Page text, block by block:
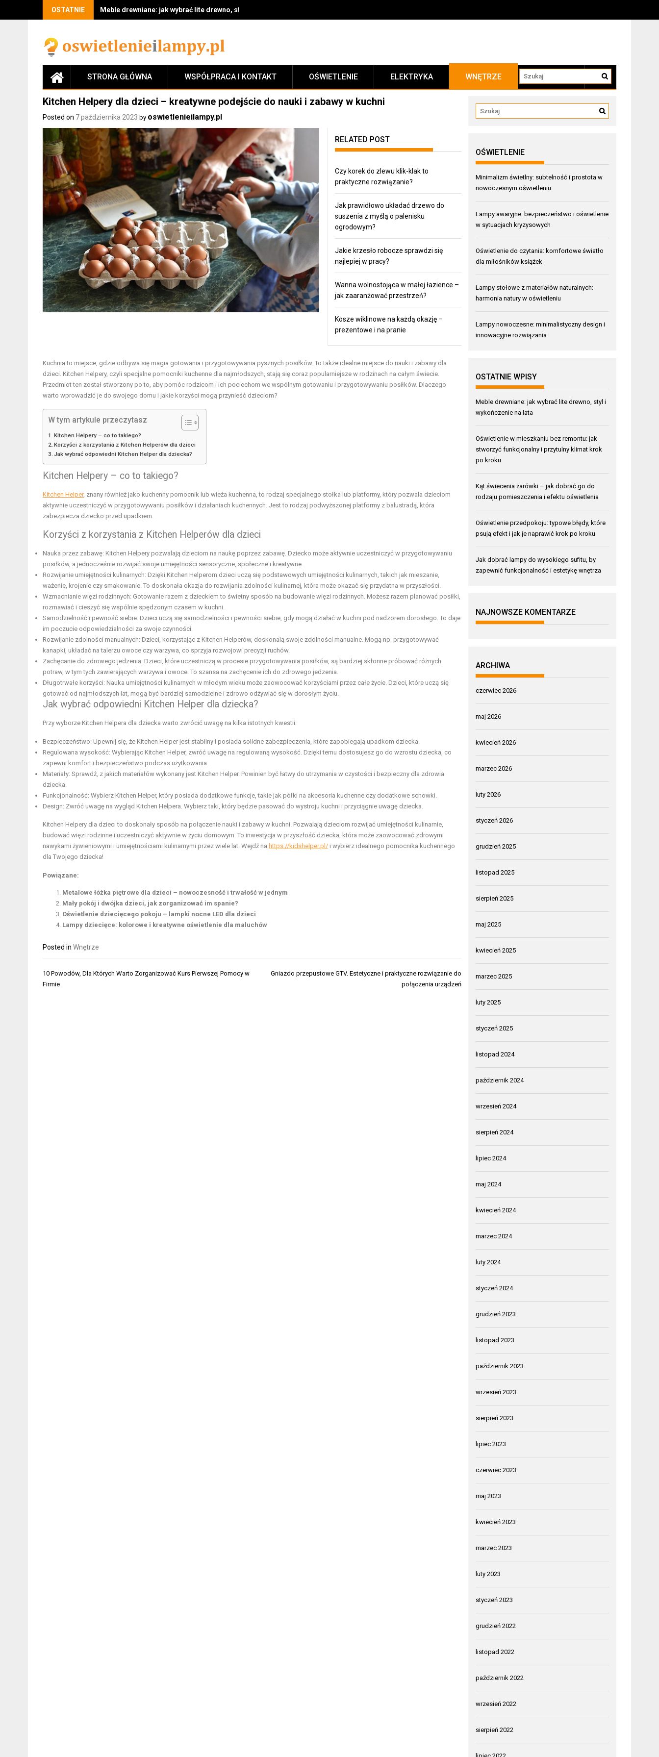
OSTATNIE Meble drewniane: jak wybrać lite drewno, styl i wykończenie na lata
STRONA GŁÓWNA WSPÓŁPRACA I KONTAKT OŚWIETLENIE ELEKTRYKA WNĘTRZE KONTAKT
Kitchen Helpery dla dzieci – kreatywne podejście do nauki i zabawy w kuchni
Posted on 7 października 2023 by oswietlenieilampy.pl
RELATED POST
Czy korek do zlewu klik-klak to
praktyczne rozwiązanie?
Jak prawidłowo układać drzewo do
suszenia z myślą o palenisku
ogrodowym?
Jakie krzesło robocze sprawdzi się
najlepiej w pracy?
Wanna wolnostojąca w małej łazience –
jak zaaranżować przestrzeń?
Kosze wiklinowe na każdą okazję –
prezentowe i na pranie
Kuchnia to miejsce, gdzie odbywa się magia gotowania i przygotowywania pysznych posiłków. To także idealne miejsce do nauki i zabawy dla
dzieci. Kitchen Helpery, czyli specjalne pomocniki kuchenne dla najmłodszych, stają się coraz popularniejsze w rodzinach na całym świecie.
Przedmiot ten został stworzony po to, aby pomóc rodzicom i ich pociechom we wspólnym gotowaniu i przygotowywaniu posiłków. Dlaczego
warto wprowadzić je do swojego domu i jakie korzyści mogą przynieść dzieciom?
W tym artykule przeczytasz
Kitchen Helpery – co to takiego?
Korzyści z korzystania z Kitchen Helperów dla dzieci
Jak wybrać odpowiedni Kitchen Helper dla dziecka?
Kitchen Helpery – co to takiego?
Kitchen Helper, znany również jako kuchenny pomocnik lub wieża kuchenna, to rodzaj specjalnego stołka lub platformy, który pozwala dzieciom
aktywnie uczestniczyć w przygotowywaniu posiłków i działaniach kuchennych. Jest to rodzaj podwyższonej platformy z balustradą, która
zabezpiecza dziecko przed upadkiem.
Korzyści z korzystania z Kitchen Helperów dla dzieci
Nauka przez zabawę: Kitchen Helpery pozwalają dzieciom na naukę poprzez zabawę. Dziecko może aktywnie uczestniczyć w przygotowywaniu
posiłków, a jednocześnie rozwijać swoje umiejętności sensoryczne, społeczne i kreatywne.
Rozwijanie umiejętności kulinarnych: Dzięki Kitchen Helperom dzieci uczą się podstawowych umiejętności kulinarnych, takich jak mieszanie,
ważenie, krojenie czy smakowanie. To doskonała okazja do rozwijania zdolności kulinarnej, która może okazać się przydatna w przyszłości.
Wzmacnianie więzi rodzinnych: Gotowanie razem z dzieckiem to świetny sposób na budowanie więzi rodzinnych. Możesz razem planować posiłki,
rozmawiać i cieszyć się wspólnie spędzonym czasem w kuchni.
Samodzielność i pewność siebie: Dzieci uczą się samodzielności i pewności siebie, gdy mogą działać w kuchni pod nadzorem dorosłego. To daje
im poczucie odpowiedzialności za swoje czynności.
Rozwijanie zdolności manualnych: Dzieci, korzystając z Kitchen Helperów, doskonalą swoje zdolności manualne. Mogą np. przygotowywać
kanapki, układać na talerzu owoce czy warzywa, co sprzyja rozwojowi precyzji ruchów.
Zachęcanie do zdrowego jedzenia: Dzieci, które uczestniczą w procesie przygotowywania posiłków, są bardziej skłonne próbować różnych
potraw, w tym tych zawierających warzywa i owoce. To szansa na zachęcenie ich do zdrowego jedzenia.
Długotrwałe korzyści: Nauka umiejętności kulinarnych w młodym wieku może zaowocować korzyściami przez całe życie. Dzieci, które uczą się
gotować od najmłodszych lat, mogą być bardziej samodzielne i zdrowo odżywiać się w dorosłym życiu.
Jak wybrać odpowiedni Kitchen Helper dla dziecka?
Przy wyborze Kitchen Helpera dla dziecka warto zwrócić uwagę na kilka istotnych kwestii:
Bezpieczeństwo: Upewnij się, że Kitchen Helper jest stabilny i posiada solidne zabezpieczenia, które zapobiegają upadkom dziecka.
Regulowana wysokość: Wybierając Kitchen Helper, zwróć uwagę na regulowaną wysokość. Dzięki temu dostosujesz go do wzrostu dziecka, co
zapewni komfort i bezpieczeństwo podczas użytkowania.
Materiały: Sprawdź, z jakich materiałów wykonany jest Kitchen Helper. Powinien być łatwy do utrzymania w czystości i bezpieczny dla zdrowia
dziecka.
Funkcjonalność: Wybierz Kitchen Helper, który posiada dodatkowe funkcje, takie jak półki na akcesoria kuchenne czy dodatkowe schowki.
Design: Zwróć uwagę na wygląd Kitchen Helpera. Wybierz taki, który będzie pasować do wystroju kuchni i przyciągnie uwagę dziecka.
Kitchen Helpery dla dzieci to doskonały sposób na połączenie nauki i zabawy w kuchni. Pozwalają dzieciom rozwijać umiejętności kulinarnie,
budować więzi rodzinne i uczestniczyć aktywnie w życiu domowym. To inwestycja w przyszłość dziecka, która może zaowocować zdrowymi
nawykami żywieniowymi i umiejętnościami kulinarnymi przez wiele lat. Wejdź na https://kidshelper.pl/ i wybierz idealnego pomocnika kuchennego
dla Twojego dziecka!
Powiązane:
Metalowe łóżka piętrowe dla dzieci – nowoczesność i trwałość w jednym
Mały pokój i dwójka dzieci, jak zorganizować im spanie?
Oświetlenie dziecięcego pokoju – lampki nocne LED dla dzieci
Lampy dziecięce: kolorowe i kreatywne oświetlenie dla maluchów
Posted in Wnętrze
Nawigacja
wpisu
10 Powodów, Dla Których Warto Zorganizować Kurs Pierwszej Pomocy w
Firmie
Gniazdo przepustowe GTV. Estetyczne i praktyczne rozwiązanie do
połączenia urządzeń
OŚWIETLENIE
Minimalizm świetlny: subtelność i prostota w
nowoczesnym oświetleniu
Lampy awaryjne: bezpieczeństwo i oświetlenie
w sytuacjach kryzysowych
Oświetlenie do czytania: komfortowe światło
dla miłośników książek
Lampy stołowe z materiałów naturalnych:
harmonia natury w oświetleniu
Lampy nowoczesne: minimalistyczny design i
innowacyjne rozwiązania
OSTATNIE WPISY
Meble drewniane: jak wybrać lite drewno, styl i
wykończenie na lata
Oświetlenie w mieszkaniu bez remontu: jak
stworzyć funkcjonalny i przytulny klimat krok
po kroku
Kąt świecenia żarówki – jak dobrać go do
rodzaju pomieszczenia i efektu oświetlenia
Oświetlenie przedpokoju: typowe błędy, które
psują efekt i jak je naprawić krok po kroku
Jak dobrać lampy do wysokiego sufitu, by
zapewnić funkcjonalność i estetykę wnętrza
NAJNOWSZE KOMENTARZE
ARCHIWA
czerwiec 2026
maj 2026
kwiecień 2026
marzec 2026
luty 2026
styczeń 2026
grudzień 2025
listopad 2025
sierpień 2025
maj 2025
kwiecień 2025
marzec 2025
luty 2025
styczeń 2025
listopad 2024
październik 2024
wrzesień 2024
sierpień 2024
lipiec 2024
maj 2024
kwiecień 2024
marzec 2024
luty 2024
styczeń 2024
grudzień 2023
listopad 2023
październik 2023
wrzesień 2023
sierpień 2023
lipiec 2023
czerwiec 2023
maj 2023
kwiecień 2023
marzec 2023
luty 2023
styczeń 2023
grudzień 2022
listopad 2022
październik 2022
wrzesień 2022
sierpień 2022